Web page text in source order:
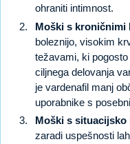
ohraniti intimnost.
Moški s kroničnimi
boleznijo, visokim
težavami, ki
ciljnega delovanja
je vardenafil manj
uporabnike s
Moški s situacijsko
zaradi uspešnosti